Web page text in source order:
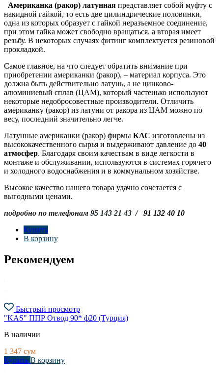
Американка (ракор) латунная представляет собой муфту с
накидной гайкой, то есть две цилиндрические половинки,
одна из которых образует с гайкой неразъемное соединение,
при этом гайка может свободно вращаться, а вторая имеет
резьбу. В некоторых случаях фитинг комплектуется резиновой
прокладкой.
Самое главное, на что следует обратить внимание при
приобретении американки (ракор), – материал корпуса. Это
должна быть действительно латунь, а не цинково-
алюминиевый сплав (ЦАМ), который частенько используют
некоторые недобросовестные производители. Отличить
американку (ракор) из латуни от ракора из ЦАМ можно по
весу, последний значительно легче.
Латунные американки (ракор) фирмы КАС изготовлены из
высококачественного сырья и выдерживают давление до 40
атмосфер. Благодаря своим качествам в виде легкости в
монтаже и обслуживании, используются в системах горячего
и холодного водоснабжения и в коммунальном хозяйстве.
Высокое качество нашего товара удачно сочетается с
выгодными ценами.
подробно по телефонам 95 143 21 43 / 91 132 40 10
Купить
В корзину
Рекомендуем
Быстрый просмотр
"KAS" ППР Отвод 90* ф20 (Турция)
В наличии
1 347 сум
Купить В корзину